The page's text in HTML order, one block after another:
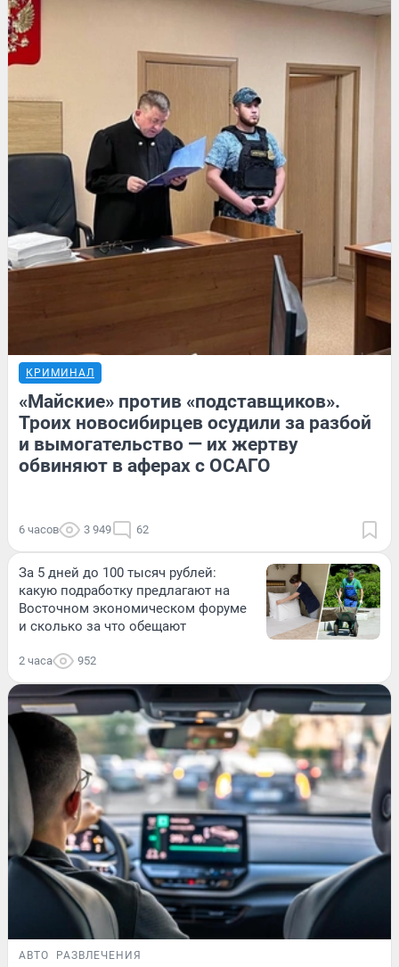
КРИМИНАЛ
«Майские» против «подставщиков».
Троих новосибирцев осудили за разбой
и вымогательство — их жертву
обвиняют в аферах с ОСАГО
6 часов 3 949 62
За 5 дней до 100 тысяч рублей:
какую подработку предлагают на
Восточном экономическом форуме
и сколько за что обещают
2 часа 952
АВТО РАЗВЛЕЧЕНИЯ